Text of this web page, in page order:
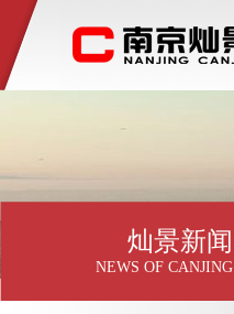
灿景新闻
NEWS OF CANJING